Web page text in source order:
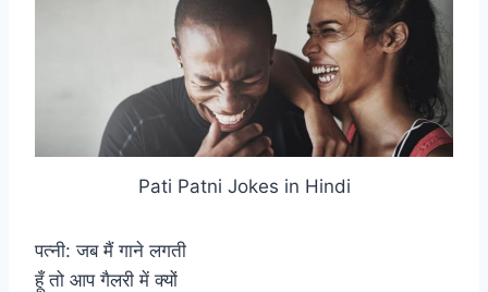
Pati Patni Jokes in Hindi
पत्नी: जब मैं गाने लगती
हूँ तो आप गैलरी में क्यों